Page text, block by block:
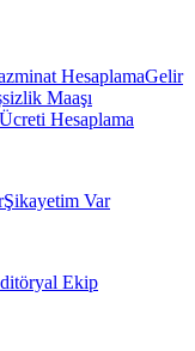
HesaplamaGelir
Maaşı
Hesaplama
Şikayetim Var
Ekip